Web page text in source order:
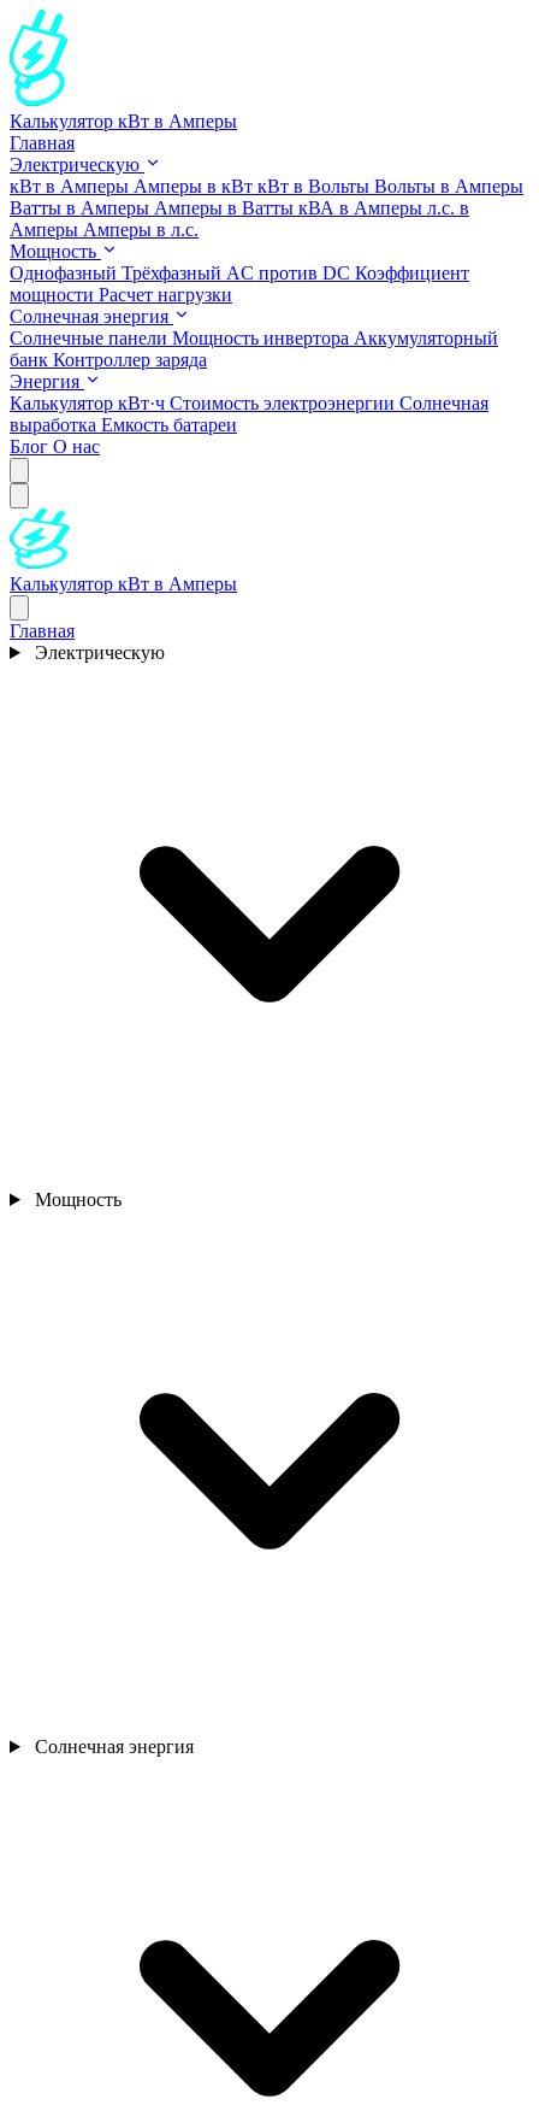
Калькулятор кВт в Амперы
Главная
Электрическую
кВт в Амперы Амперы в кВт кВт в Вольты Вольты в Амперы
Ватты в Амперы Амперы в Ватты кВА в Амперы л.с. в
Амперы Амперы в л.с.
Мощность
Однофазный Трёхфазный AC против DC Коэффициент
мощности Расчет нагрузки
Солнечная энергия
Солнечные панели Мощность инвертора Аккумуляторный
банк Контроллер заряда
Энергия
Калькулятор кВт·ч Стоимость электроэнергии Солнечная
выработка Емкость батареи
Блог О нас
Калькулятор кВт в Амперы
Главная
Электрическую
Мощность
Солнечная энергия